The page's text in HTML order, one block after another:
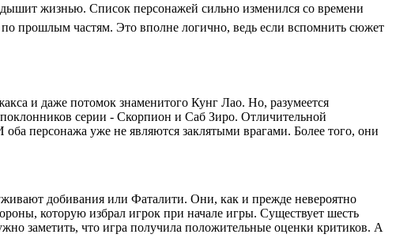
жизнью. Список персонажей сильно изменился со времени
прошлым частям. Это вполне логично, ведь если вспомнить сюжет
и даже потомок знаменитого Кунг Лао. Но, разумеется
серии - Скорпион и Саб Зиро. Отличительной
персонажа уже не являются заклятыми врагами. Более того, они
добивания или Фаталити. Они, как и прежде невероятно
которую избрал игрок при начале игры. Существует шесть
заметить, что игра получила положительные оценки критиков. А